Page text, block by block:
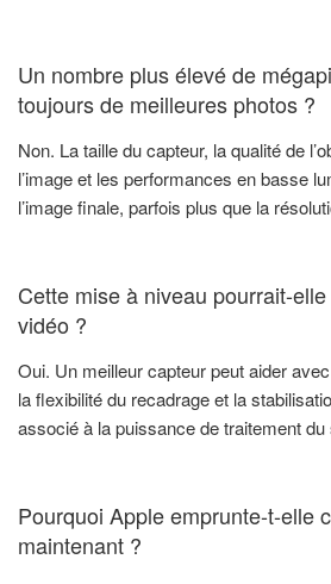
Un nombre plus élevé de
toujours de meilleures photos ?
Non. La taille du capteur, la qualité de
l’image et les performances en basse
l’image finale, parfois plus que la
Cette mise à niveau pourrait-
vidéo ?
Oui. Un meilleur capteur peut aider
la flexibilité du recadrage et la
associé à la puissance de traitement du
Pourquoi Apple emprunte-t-elle
maintenant ?